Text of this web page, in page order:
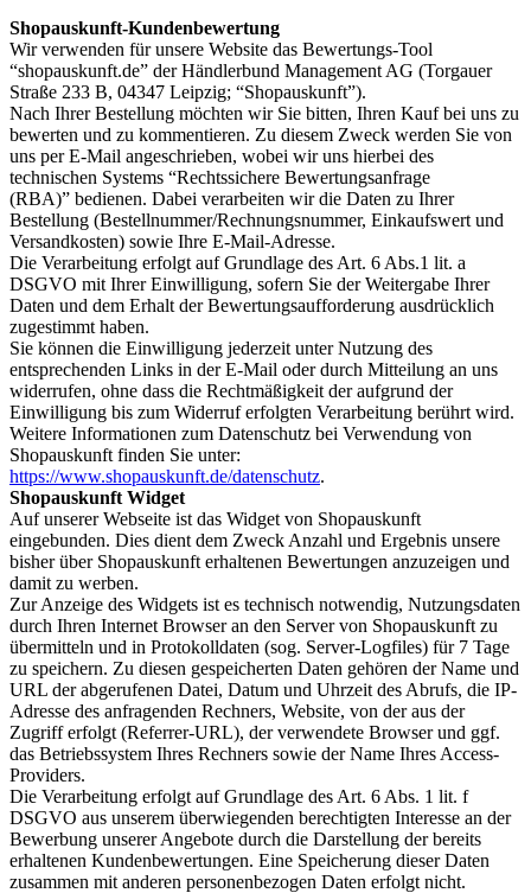
Shopauskunft-Kundenbewertung
Wir verwenden für unsere Website das Bewertungs-Tool
“shopauskunft.de” der Händlerbund Management AG (Torgauer
Straße 233 B, 04347 Leipzig; “Shopauskunft”).
Nach Ihrer Bestellung möchten wir Sie bitten, Ihren Kauf bei uns zu
bewerten und zu kommentieren. Zu diesem Zweck werden Sie von
uns per E-Mail angeschrieben, wobei wir uns hierbei des
technischen Systems “Rechtssichere Bewertungsanfrage
(RBA)” bedienen. Dabei verarbeiten wir die Daten zu Ihrer
Bestellung (Bestellnummer/Rechnungsnummer, Einkaufswert und
Versandkosten) sowie Ihre E-Mail-Adresse.
Die Verarbeitung erfolgt auf Grundlage des Art. 6 Abs.1 lit. a
DSGVO mit Ihrer Einwilligung, sofern Sie der Weitergabe Ihrer
Daten und dem Erhalt der Bewertungsaufforderung ausdrücklich
zugestimmt haben.
Sie können die Einwilligung jederzeit unter Nutzung des
entsprechenden Links in der E-Mail oder durch Mitteilung an uns
widerrufen, ohne dass die Rechtmäßigkeit der aufgrund der
Einwilligung bis zum Widerruf erfolgten Verarbeitung berührt wird.
Weitere Informationen zum Datenschutz bei Verwendung von
Shopauskunft finden Sie unter:
https://www.shopauskunft.de/datenschutz.
Shopauskunft Widget
Auf unserer Webseite ist das Widget von Shopauskunft
eingebunden. Dies dient dem Zweck Anzahl und Ergebnis unsere
bisher über Shopauskunft erhaltenen Bewertungen anzuzeigen und
damit zu werben.
Zur Anzeige des Widgets ist es technisch notwendig, Nutzungsdaten
durch Ihren Internet Browser an den Server von Shopauskunft zu
übermitteln und in Protokolldaten (sog. Server-Logfiles) für 7 Tage
zu speichern. Zu diesen gespeicherten Daten gehören der Name und
URL der abgerufenen Datei, Datum und Uhrzeit des Abrufs, die IP-
Adresse des anfragenden Rechners, Website, von der aus der
Zugriff erfolgt (Referrer-URL), der verwendete Browser und ggf.
das Betriebssystem Ihres Rechners sowie der Name Ihres Access-
Providers.
Die Verarbeitung erfolgt auf Grundlage des Art. 6 Abs. 1 lit. f
DSGVO aus unserem überwiegenden berechtigten Interesse an der
Bewerbung unserer Angebote durch die Darstellung der bereits
erhaltenen Kundenbewertungen. Eine Speicherung dieser Daten
zusammen mit anderen personenbezogen Daten erfolgt nicht.